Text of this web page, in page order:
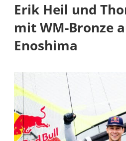
Erik Heil und
mit WM-Bronze
Enoshima